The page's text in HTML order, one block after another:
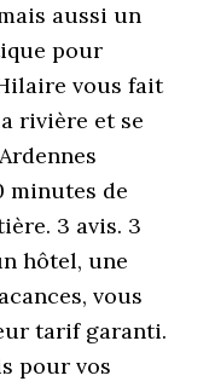
aussi un
pour
vous fait
rivière et se
minutes de
3 avis. 3
hôtel, une
vous
tarif garanti.
pour vos